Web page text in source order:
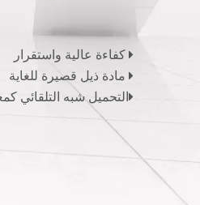
 كفاءة عالية واستقرار
 مادة ذيل قصيرة للغاية
 التحميل شبه التلقائي